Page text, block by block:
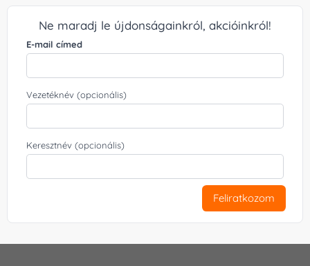
Ne maradj le újdonságainkról, akcióinkról!
E-mail címed
Vezetéknév (opcionális)
Keresztnév (opcionális)
Feliratkozom